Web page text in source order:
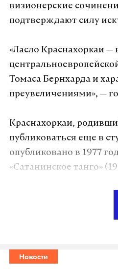
визионерские
подтверждают силу
«Ласло Краснахоркаи —
Томаса Бернхарда и
преувеличениями», —
Краснахоркаи,
публиковаться еще в
опубликовано в 1977
«Сатанинское танго»
Подпишитесь на Daily
Новости